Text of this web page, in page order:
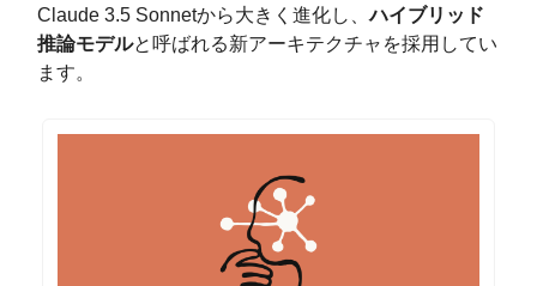
Claude 3.5 Sonnetから大きく進化し、ハイブリッド
推論モデルと呼ばれる新アーキテクチャを採用してい
ます。